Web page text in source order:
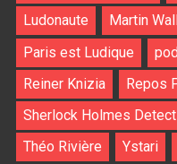
Ludonaute
Martin
Paris est Ludique
Reiner Knizia
Repos
Sherlock Holmes
Théo Rivière
Ystari